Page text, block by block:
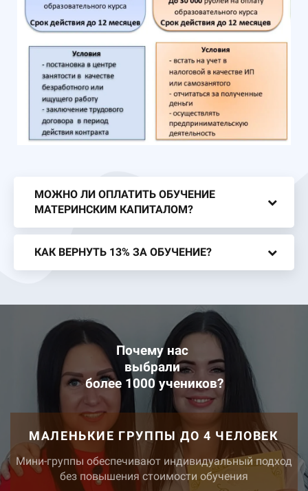
МОЖНО ЛИ ОПЛАТИТЬ ОБУЧЕНИЕ
МАТЕРИНСКИМ КАПИТАЛОМ?
КАК ВЕРНУТЬ 13% ЗА ОБУЧЕНИЕ?
Почему нас
выбрали
более 1000 учеников?
МАЛЕНЬКИЕ ГРУППЫ ДО 4 ЧЕЛОВЕК
Мини-группы обеспечивают индивидуальный подход
без повышения стоимости обучения